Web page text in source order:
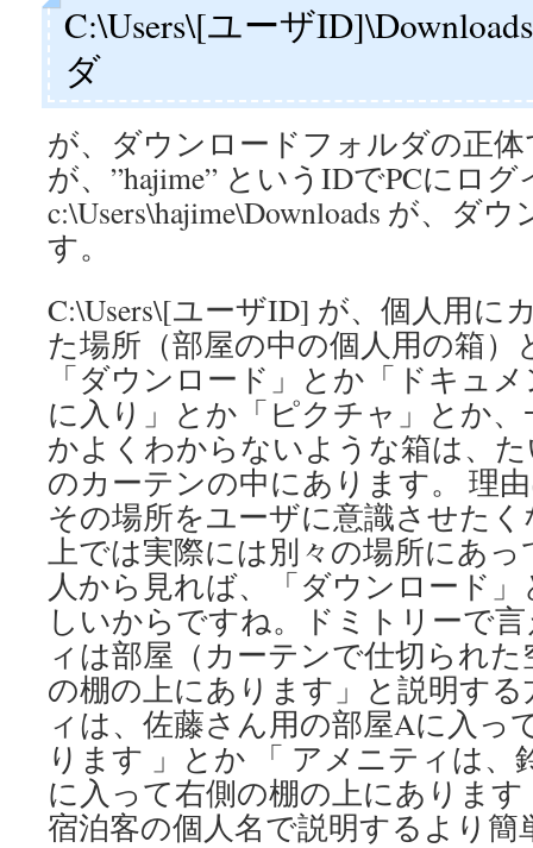
C:\Users\[ユーザ
ダ
が、ダウンロードフォルダの正
が、”hajime” というIDでPCにロ
c:\Users\hajime\Downloads が、ダ
す。
C:\Users\[ユーザID] が、個人用に
た場所（部屋の中の個人用の箱
「ダウンロード」とか「ドキュ
に入り」とか「ピクチャ」とか
かよくわからないような箱は、
のカーテンの中にあります。 理
その場所をユーザに意識させた
上では実際には別々の場所にあ
人から見れば、「ダウンロード
しいからですね。ドミトリーで
ィは部屋（カーテンで仕切られ
の棚の上にあります」と説明す
ィは、佐藤さん用の部屋Aに入っ
ります 」とか 「 アメニティは、
に入って右側の棚の上にありま
宿泊客の個人名で説明するより簡